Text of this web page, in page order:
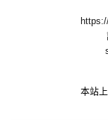
本站